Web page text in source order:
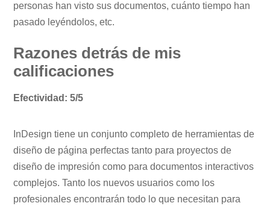
personas han visto sus documentos, cuánto tiempo han
pasado leyéndolos, etc.
Razones detrás de mis
calificaciones
Efectividad: 5/5
InDesign tiene un conjunto completo de herramientas de
diseño de página perfectas tanto para proyectos de
diseño de impresión como para documentos interactivos
complejos. Tanto los nuevos usuarios como los
profesionales encontrarán todo lo que necesitan para